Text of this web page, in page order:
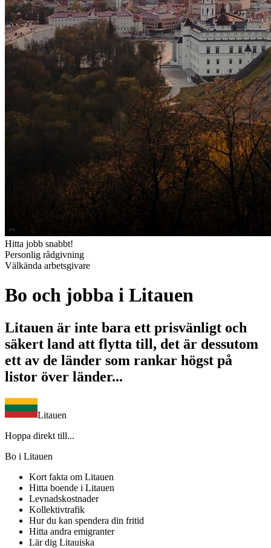
Hitta jobb snabbt!
Personlig rådgivning
Välkända arbetsgivare
Bo och jobba i Litauen
Litauen är inte bara ett prisvänligt och
säkert land att flytta till, det är dessutom
ett av de länder som rankar högst på
listor över länder...
Litauen
Hoppa direkt till...
Bo i Litauen
Kort fakta om Litauen
Hitta boende i Litauen
Levnadskostnader
Kollektivtrafik
Hur du kan spendera din fritid
Hitta andra emigranter
Lär dig Litauiska